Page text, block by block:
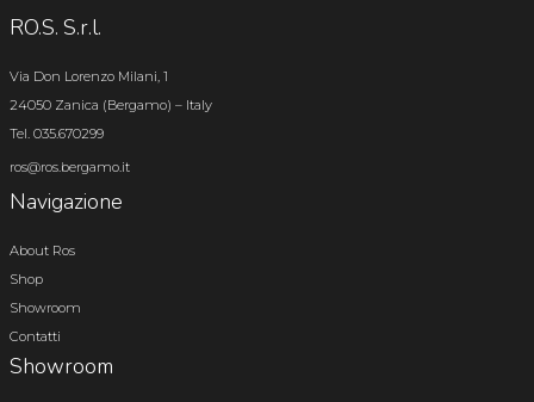
RO.S. S.r.l.
Via Don Lorenzo Milani, 1
24050 Zanica (Bergamo) – Italy
Tel. 035.670299
ros@ros.bergamo.it
Navigazione
About Ros
Shop
Showroom
Contatti
Showroom